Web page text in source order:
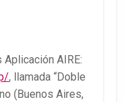
AIRE:
, llamada “Doble
(Buenos Aires,